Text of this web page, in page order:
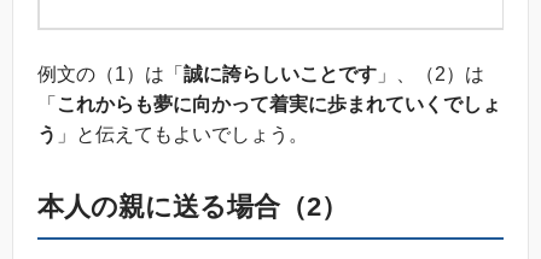
例文の（1）は「 誠に誇らしいことです 」、（2）は
「 これからも夢に向かって着実に歩まれていくでしょ
う 」と伝えてもよいでしょう。
本人の親に送る場合（2）